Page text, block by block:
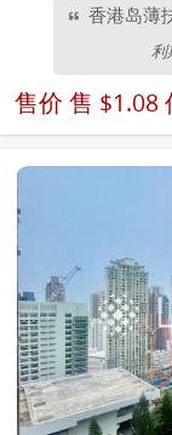
香港岛薄
利
售价 售 $1.08